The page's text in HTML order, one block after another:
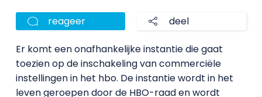
reageer deel
Er komt een onafhankelijke instantie die gaat
toezien op de inschakeling van commerciële
instellingen in het hbo. De instantie wordt in het
leven geroepen door de HBO-raad en wordt